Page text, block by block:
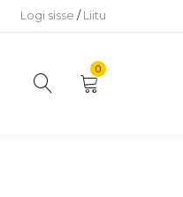
Logi sisse / Liitu
0